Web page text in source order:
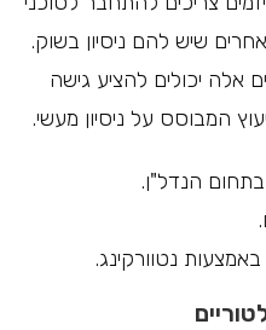
שיש להם ניסיון בשוק.
אלה יכולים להציע גישה
המבוסס על ניסיון מעשי.
הנדל"ן.
נטוורקינג.